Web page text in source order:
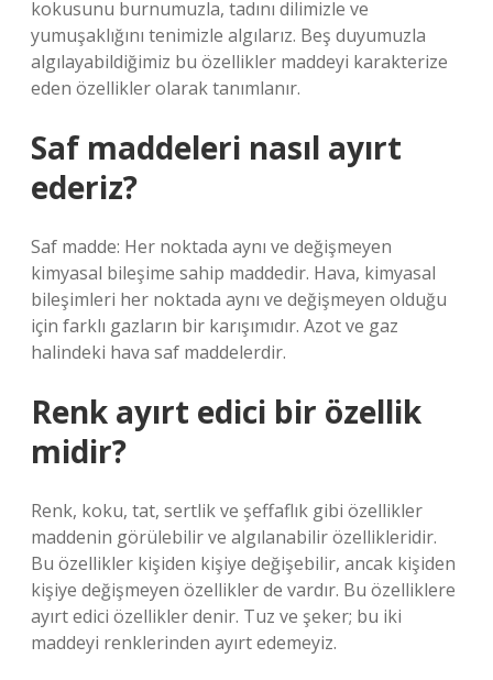
kokusunu burnumuzla, tadını dilimizle ve
yumuşaklığını tenimizle algılarız. Beş duyumuzla
algılayabildiğimiz bu özellikler maddeyi karakterize
eden özellikler olarak tanımlanır.
Saf maddeleri nasıl ayırt
ederiz?
Saf madde: Her noktada aynı ve değişmeyen
kimyasal bileşime sahip maddedir. Hava, kimyasal
bileşimleri her noktada aynı ve değişmeyen olduğu
için farklı gazların bir karışımıdır. Azot ve gaz
halindeki hava saf maddelerdir.
Renk ayırt edici bir özellik
midir?
Renk, koku, tat, sertlik ve şeffaflık gibi özellikler
maddenin görülebilir ve algılanabilir özellikleridir.
Bu özellikler kişiden kişiye değişebilir, ancak kişiden
kişiye değişmeyen özellikler de vardır. Bu özelliklere
ayırt edici özellikler denir. Tuz ve şeker; bu iki
maddeyi renklerinden ayırt edemeyiz.